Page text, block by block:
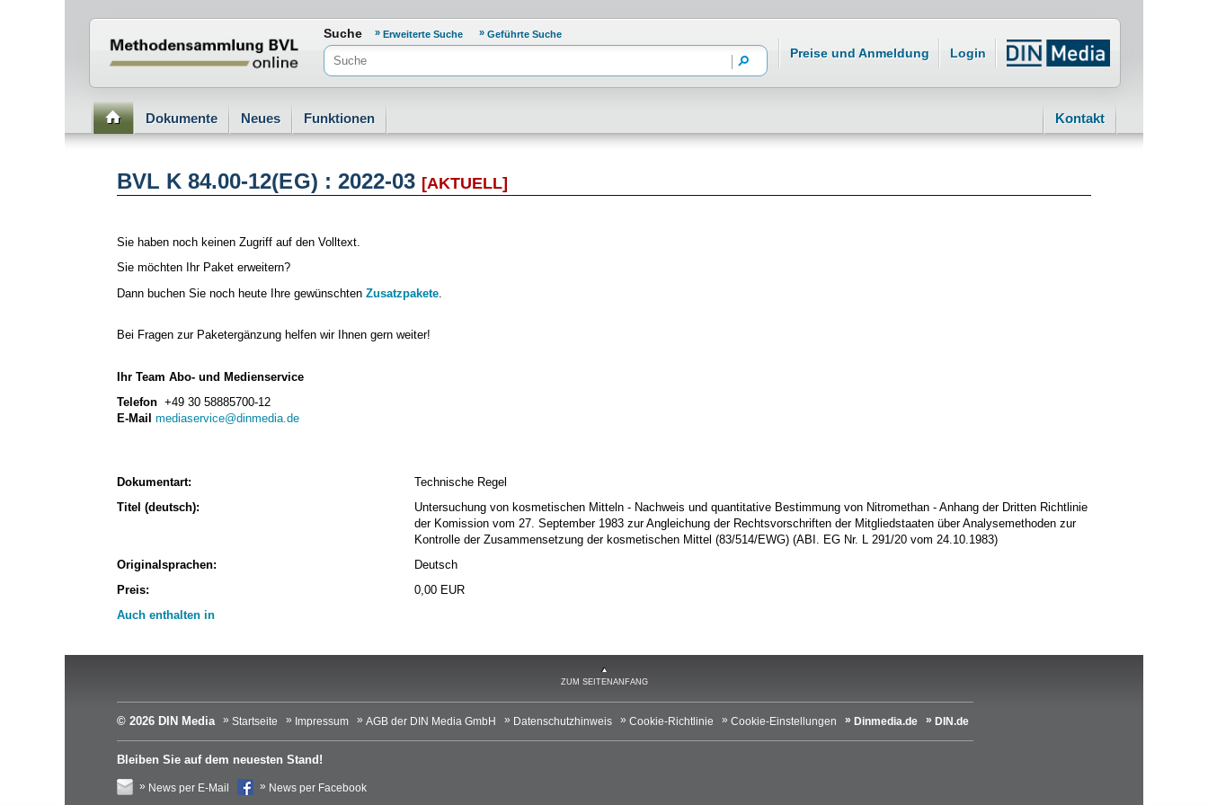
Normenportal Barrierefreiheit
Suche Erweiterte Suche Geführte Suche
Preise und Anmeldung Login
Dokumente Neues Funktionen Kontakt
BVL K 84.00-12(EG) : 2022-03 [AKTUELL]
Sie haben noch keinen Zugriff auf den Volltext.
Sie möchten Ihr Paket erweitern?
Dann buchen Sie noch heute Ihre gewünschten Zusatzpakete
Bei Fragen zur Paketergänzung helfen wir Ihnen gern weiter!
Ihr Team Abo- und Medienservice
Telefon +49 30 58885700-12
E-Mail mediaservice@dinmedia.de
Dokumentart:
Technische Regel
Titel (deutsch):
Untersuchung von kosmetischen Mitteln - Nachweis und quantitative Bestimmung von Nitromethan - Anhang der Dritten Richtlinie
der Komission vom 27. September 1983 zur Angleichung der Rechtsvorschriften der Mitgliedstaaten über Analysemethoden zur
Kontrolle der Zusammensetzung der kosmetischen Mittel (83/514/EWG) (ABI. EG Nr. L 291/20 vom 24.10.1983)
Originalsprachen:
Deutsch
Preis:
0,00 EUR
Auch enthalten in
ZUM SEITENANFANG
© 2026 DIN Media Startseite Impressum AGB der DIN Media GmbH Datenschutzhinweis Cookie-Richtlinie Cookie-Einstellungen Dinmedia.de DIN.de
Bleiben Sie auf dem neuesten Stand!
News per E-Mail News per Facebook